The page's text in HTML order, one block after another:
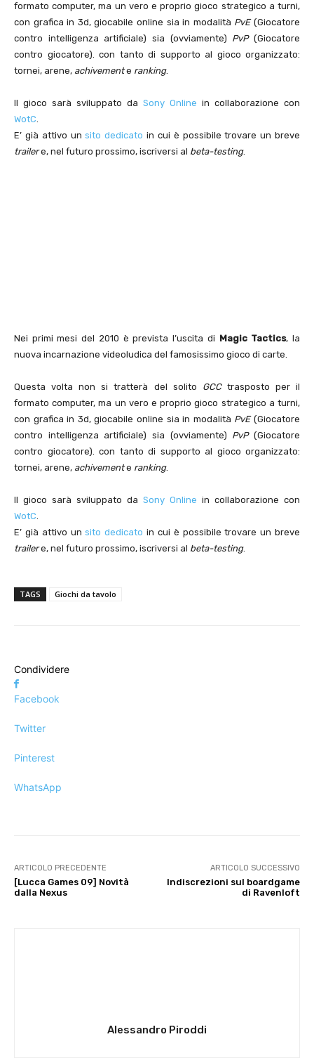
formato computer, ma un vero e proprio gioco strategico a turni,
con grafica in 3d, giocabile online sia in modalità PvE(Giocatore
contro intelligenza artificiale) sia (ovviamente) PvP(Giocatore
contro giocatore). con tanto di supporto al gioco organizzato:
tornei, arene, achivemente ranking.
Il gioco sarà sviluppato da Sony Online in collaborazione con
WotC.
E’ già attivo unsito dedicato in cui è possibile trovare un breve
trailere, nel futuro prossimo, iscriversi al beta-testing.
Nei primi mesi del 2010 è prevista l’uscita di Magic Tactics, la
nuova incarnazione videoludica del famosissimo gioco di carte.
Questa volta non si tratterà del solito GCC trasposto per il
formato computer, ma un vero e proprio gioco strategico a turni,
con grafica in 3d, giocabile online sia in modalità PvE(Giocatore
contro intelligenza artificiale) sia (ovviamente) PvP(Giocatore
contro giocatore). con tanto di supporto al gioco organizzato:
tornei, arene, achivemente ranking.
Il gioco sarà sviluppato da Sony Online in collaborazione con
WotC.
E’ già attivo unsito dedicato in cui è possibile trovare un breve
trailere, nel futuro prossimo, iscriversi al beta-testing.
TAGS Giochi da tavolo
Condividere
Facebook
Twitter
Pinterest
WhatsApp
ARTICOLO PRECEDENTE
[Lucca Games 09] Novità
dalla Nexus
ARTICOLO SUCCESSIVO
Indiscrezioni sul boardgame
di Ravenloft
Alessandro Piroddi